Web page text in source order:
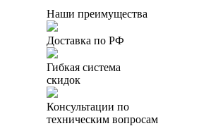
Наши преимущества
Доставка по РФ
Гибкая система
скидок
Консультации по
техническим вопросам